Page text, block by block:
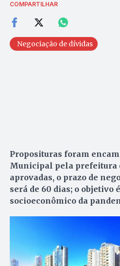
COMPARTILHAR
Negociação de dívidas
Proposituras foram
Municipal pela prefeitura
aprovadas, o prazo de
será de 60 dias; o objetivo
socioeconômico da